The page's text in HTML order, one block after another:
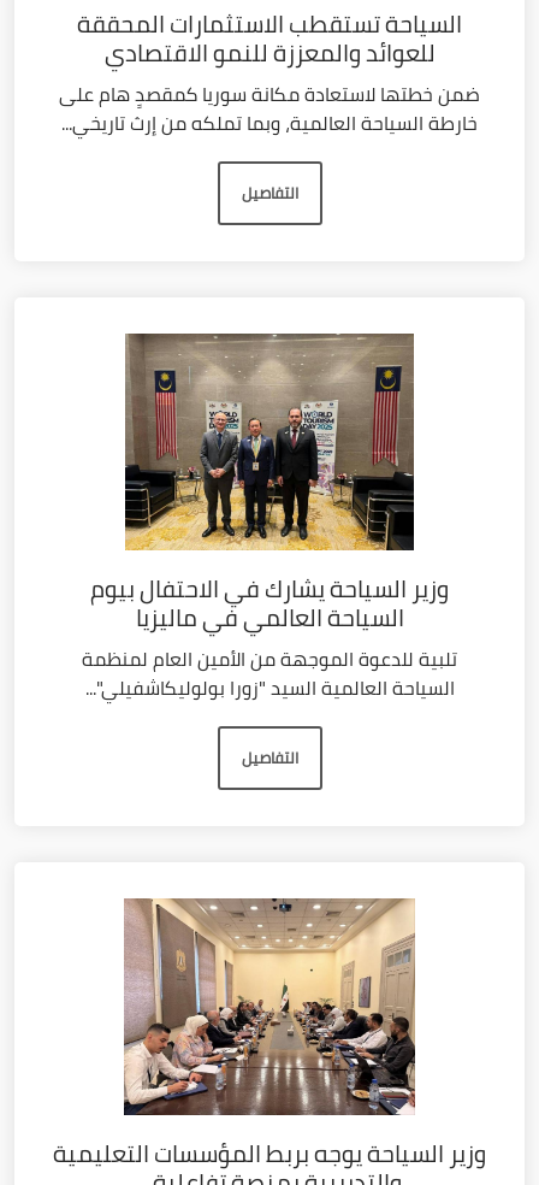
السياحة تستقطب الاستثمارات المحققة
للعوائد والمعززة للنمو الاقتصادي
ضمن خطتها لاستعادة مكانة سوريا كمقصدٍ هام على
خارطة السياحة العالمية، وبما تملكه من إرث تاريخي...
التفاصيل
وزير السياحة يشارك في الاحتفال بيوم
السياحة العالمي في ماليزيا
تلبية للدعوة الموجهة من الأمين العام لمنظمة
السياحة العالمية السيد "زورا بولوليكاشفيلي"...
التفاصيل
وزير السياحة يوجه بربط المؤسسات التعليمية